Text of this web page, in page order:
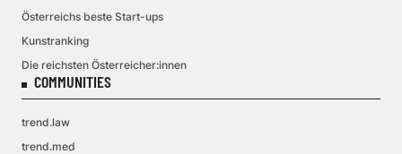
Österreichs beste Start-ups
Kunstranking
Die reichsten Österreicher:innen
COMMUNITIES
trend.law
trend.med